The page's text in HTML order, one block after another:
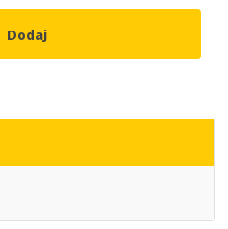
Dodaj